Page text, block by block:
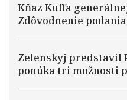
Kňaz Kuffa
Zdôvodnenie
Zelenskyj predstavil
ponúka tri možnosti